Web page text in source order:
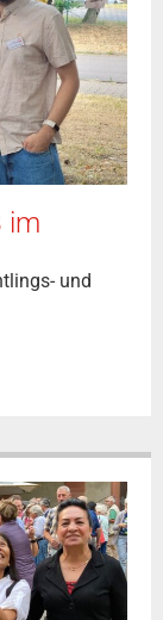
im
und